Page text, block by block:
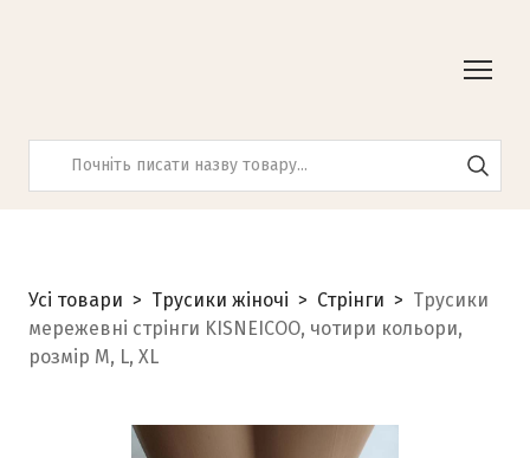
Усі товари Трусики жіночі Стрінги
Трусики
мережевні стрінги KISNEICOO, чотири кольори,
розмір М, L, XL